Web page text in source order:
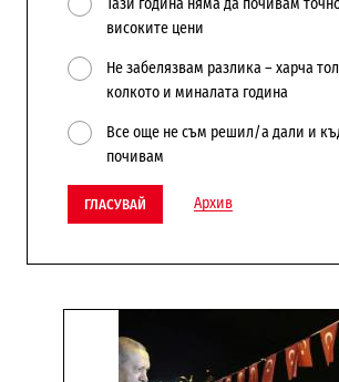
Тази година няма да почивам
високите цени
Не забелязвам разлика – харча
колкото и миналата година
Все още не съм решил/а дали и
почивам
ГЛАСУВАЙ Архив